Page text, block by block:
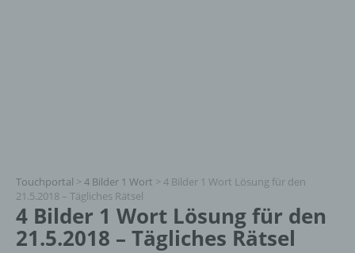
Touchportal > 4 Bilder 1 Wort > 4 Bilder 1 Wort Lösung für den
21.5.2018 – Tägliches Rätsel
4 Bilder 1 Wort Lösung für den
21.5.2018 – Tägliches Rätsel